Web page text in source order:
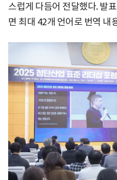
스럽게 다듬어 전달했다. 발
면 최대 42개 언어로 번역 내